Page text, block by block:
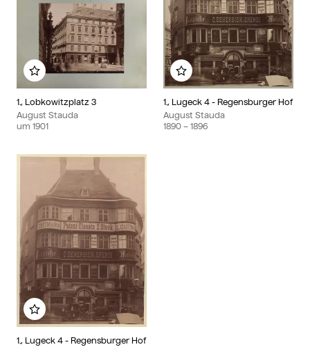
1., Lobkowitzplatz 3
August Stauda
um 1901
Zu meinem Album hinzufügen
1., Lugeck 4 - Regensburger Hof
August Stauda
1890 – 1896
Zu meinem Album
1., Lugeck 4 - Regensburger Hof
Zu meinem Album hinzufügen